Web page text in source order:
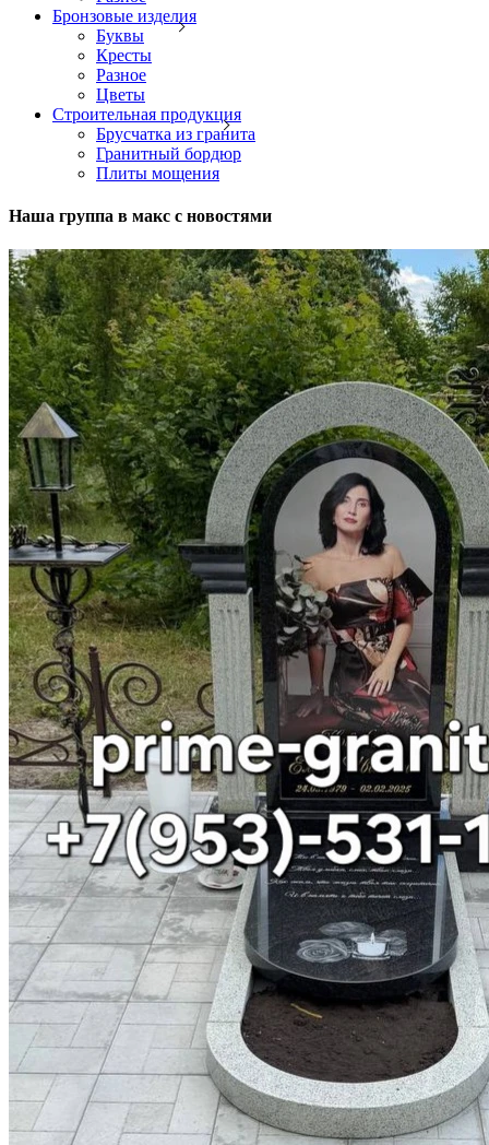
Бронзовые изделия
Буквы
Кресты
Разное
Цветы
Строительная продукция
Брусчатка из гранита
Гранитный бордюр
Плиты мощения
Наша группа в макс с новостями